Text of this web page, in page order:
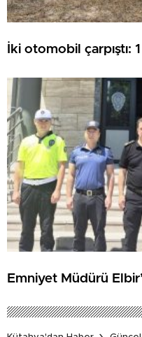
İki otomobil çarpıştı:
Emniyet Müdürü